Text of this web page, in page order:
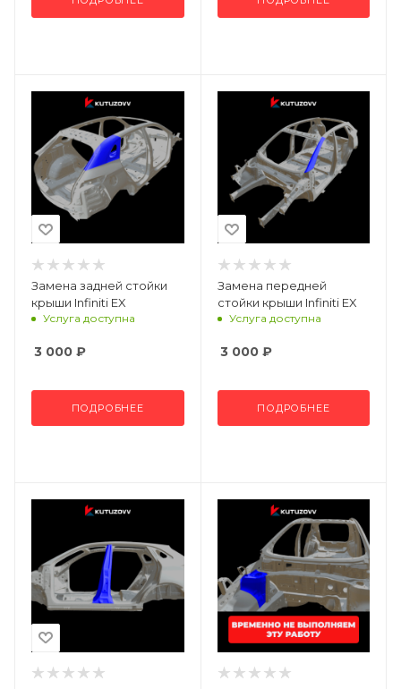
Замена задней стойки
крыши Infiniti EX
Услуга доступна
3 000 ₽
ПОДРОБНЕЕ
Замена передней
стойки крыши Infiniti EX
Услуга доступна
3 000₽
ПОДРОБНЕЕ